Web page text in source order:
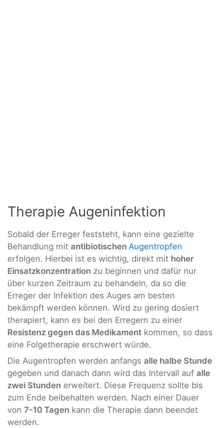
Therapie Augeninfektion
Sobald der Erreger feststeht, kann eine gezielte
Behandlung mit antibiotischen Augentropfen
erfolgen. Hierbei ist es wichtig, direkt mit hoher
Einsatzkonzentration zu beginnen und dafür nur
über kurzen Zeitraum zu behandeln, da so die
Erreger der Infektion des Auges am besten
bekämpft werden können. Wird zu gering dosiert
therapiert, kann es bei den Erregern zu einer
Resistenz gegen das Medikament kommen, so dass
eine Folgetherapie erschwert würde.
Die Augentropfen werden anfangs alle halbe Stunde
gegeben und danach dann wird das Intervall auf alle
zwei Stunden erweitert. Diese Frequenz sollte bis
zum Ende beibehalten werden. Nach einer Dauer
von 7-10 Tagen kann die Therapie dann beendet
werden.